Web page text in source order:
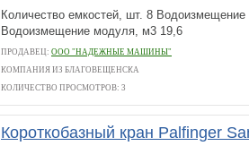
Количество емкостей, шт. 8
Водоизмещение модуля, м3 19,6
ПРОДАВЕЦ: ООО "НАДЕЖНЫЕ МАШИНЫ"
КОМПАНИЯ ИЗ БЛАГОВЕЩЕНСКА
КОЛИЧЕСТВО ПРОСМОТРОВ: 3
Короткобазный кран Palfinger